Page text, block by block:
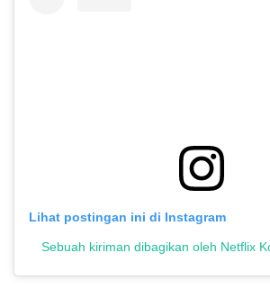
Lihat postingan ini di Instagram
Sebuah kiriman dibagikan oleh Netflix